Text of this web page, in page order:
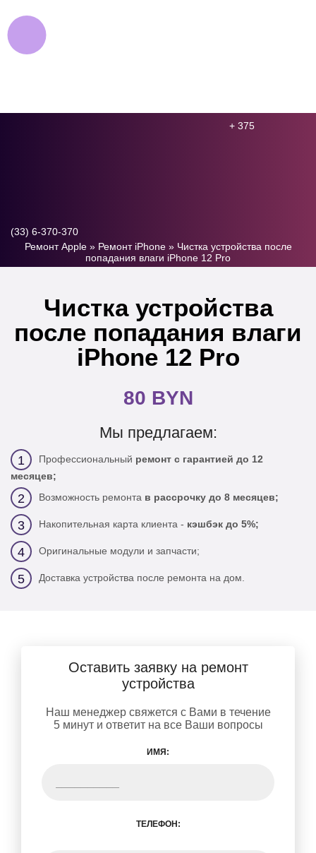
+ 375
(33) 6-370-370
Ремонт Apple» Ремонт iPhone» Чистка устройства после
попадания влаги iPhone 12 Pro
Чистка устройства
после попадания влаги
iPhone 12 Pro
80 BYN
Мы предлагаем:
1 Профессиональный ремонт с гарантией до 12
месяцев;
2 Возможность ремонта в рассрочку до 8 месяцев;
3 Накопительная карта клиента - кэшбэк до 5%;
4 Оригинальные модули и запчасти;
5 Доставка устройства после ремонта на дом.
Оставить заявку на ремонт
устройства
Наш менеджер свяжется с Вами в течение
5 минут и ответит на все Ваши вопросы
ИМЯ:
ТЕЛЕФОН: